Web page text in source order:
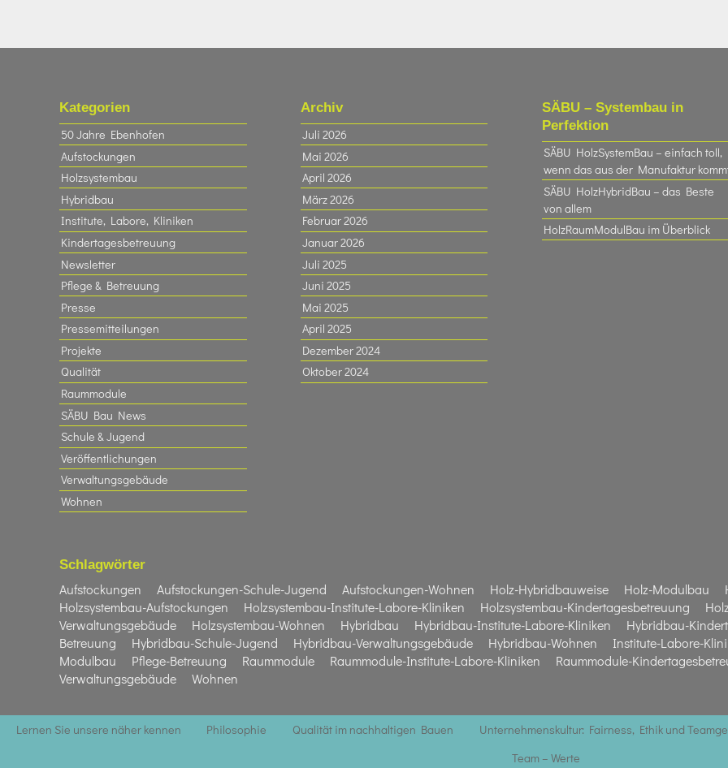
Kategorien
50 Jahre Ebenhofen
Aufstockungen
Holzsystembau
Hybridbau
Institute, Labore, Kliniken
Kindertagesbetreuung
Newsletter
Pflege & Betreuung
Presse
Pressemitteilungen
Projekte
Qualität
Raummodule
SÄBU Bau News
Schule & Jugend
Veröffentlichungen
Verwaltungsgebäude
Wohnen
Archiv
Juli 2026
Mai 2026
April 2026
März 2026
Februar 2026
Januar 2026
Juli 2025
Juni 2025
Mai 2025
April 2025
Dezember 2024
Oktober 2024
SÄBU – Systembau in
Perfektion
SÄBU HolzSystemBau – einfach toll,
wenn das aus der Manufaktur kommt
SÄBU HolzHybridBau – das Beste
von allem
HolzRaumModulBau im Überblick
Schlagwörter
Aufstockungen Aufstockungen-Schule-Jugend Aufstockungen-Wohnen Holz-Hybridbauweise Holz-Modulbau
Holzsystembau-Aufstockungen
Holzsystembau-Institute-Labore-Kliniken Holzsystembau-Kindertagesbetreuung
Verwaltungsgebäude
Holzsystembau-Wohnen Hybridbau Hybridbau-Institute-Labore-Kliniken Hybridbau-
Betreuung
Hybridbau-Schule-Jugend Hybridbau-Verwaltungsgebäude Hybridbau-Wohnen Institute-Labore-
Modulbau
Pflege-Betreuung Raummodule Raummodule-Institute-Labore-Kliniken Raummodule-
Verwaltungsgebäude
Wohnen
Lernen Sie unsere näher kennen Philosophie Qualität im nachhaltigen Bauen Unternehmenskultur: Fairness, Ethik und
Team – Werte